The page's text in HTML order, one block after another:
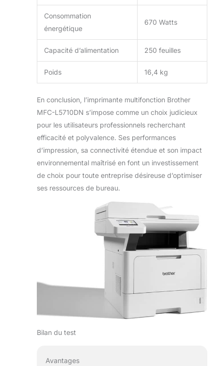
Consommation
énergétique
670 Watts
Capacité d’alimentation 250 feuilles
Poids 16,4 kg
En conclusion, l’imprimante multifonction Brother
MFC-L5710DN s’impose comme un choix judicieux
pour les utilisateurs professionnels recherchant
efficacité et polyvalence. Ses performances
d’impression, sa connectivité étendue et son impact
environnemental maîtrisé en font un investissement
de choix pour toute entreprise désireuse d’optimiser
ses ressources de bureau.
Bilan du test
Avantages